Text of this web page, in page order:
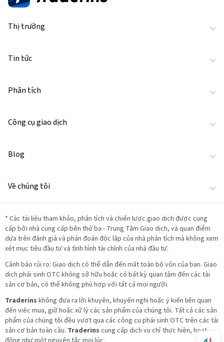
Thị trường
Tin tức
Phân tích
Công cụ giao dịch
Blog
Về chúng tôi
* Các tài liệu tham khảo, phân tích và chiến lược giao dịch được cung
cấp bởi nhà cung cấp bên thứ ba - Trung Tâm Giao dịch, và quan điểm
dựa trên đánh giá và phán đoán độc lập của nhà phân tích mà không xem
xét mục tiêu đầu tư và tình hình tài chính của nhà đầu tư.
Cảnh báo rủi ro: Giao dịch có thể dẫn đến mất toàn bộ vốn của bạn. Giao
dịch phái sinh OTC không sở hữu hoặc có bất kỳ quan tâm đến các tài
sản cơ bản, có thể không phù hợp với tất cả mọi người.
Traderins không đưa ra lời khuyên, khuyến nghị hoặc ý kiến liên quan
đến việc mua, giữ hoặc xử lý các sản phẩm của chúng tôi. Tất cả các sản
phẩm của chúng tôi đều vượt qua các công cụ phái sinh OTC trên các tài
sản cơ bản toàn cầu. Traderins cung cấp dịch vụ chỉ thực hiện, hoạt